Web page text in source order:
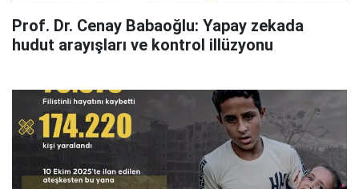
Prof. Dr. Cenay Babaoğlu: Yapay zekada
hudut arayışları ve kontrol illüzyonu